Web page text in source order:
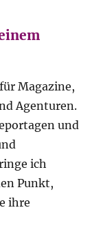
Magazine,
Agenturen.
und
ich
Punkt,
ihre